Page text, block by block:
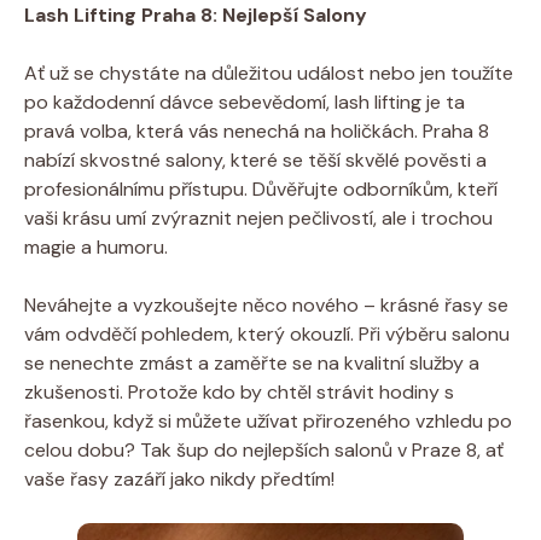
Lash ‌Lifting Praha 8: Nejlepší Salony
Ať už‌ se chystáte na⁢ důležitou událost nebo⁣ jen toužíte
po každodenní dávce sebevědomí, lash lifting je ta
pravá volba, která vás nenechá na holičkách. Praha 8
nabízí skvostné salony, které se těší skvělé pověsti a
profesionálnímu přístupu. Důvěřujte odborníkům, kteří ​
vaši krásu ​umí zvýraznit nejen pečlivostí, ale i trochou
magie a humoru.
Neváhejte a vyzkoušejte něco⁣ nového – krásné řasy se
vám odvděčí pohledem,⁣ který okouzlí. ​Při výběru salonu
se nenechte zmást a zaměřte se na kvalitní služby a
‌zkušenosti. Protože kdo by chtěl strávit hodiny s
řasenkou, když si můžete‌ užívat přirozeného vzhledu po
celou dobu? Tak šup do nejlepších salonů v ‍Praze 8, ať
vaše řasy zazáří jako nikdy‌ předtím!